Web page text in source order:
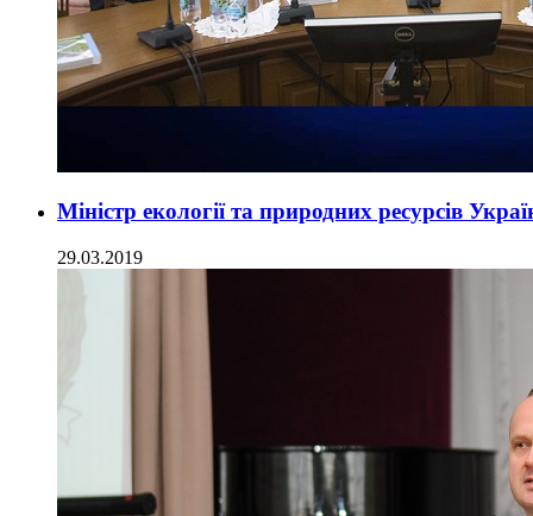
Міністр екології та природних ресурсів
29.03.2019